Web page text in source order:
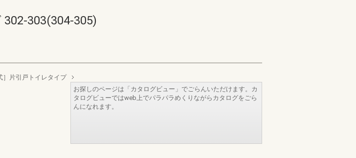
303(304-305)
］片引戸トイレタイプ
お探しのページは「カタログビュー」でごらんいただけます。カ
タログビューではweb上でパラパラめくりながらカタログをごら
んになれます。